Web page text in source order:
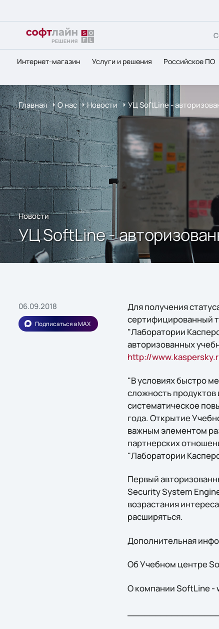
Интернет-магазин Услуги и решения Российское ПО
Главная О нас Новости УЦ SoftLine -
Новости
УЦ SoftLine -
06.09.2018
Подписаться в MAX
Для получения
сертифицированный
"Лаборатории
авторизованных
http://
"В условиях быстро
сложность
систематическое
года. Открытие
важным элементом
партнерских
"Лаборатории
Первый
Security System
возрастания
расширяться.
Дополнительная
Об Учебном центре
О компании SoftLine -